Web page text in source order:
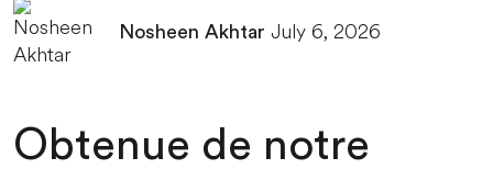
Nosheen Akhtar July 6, 2026
Obtenue de notre